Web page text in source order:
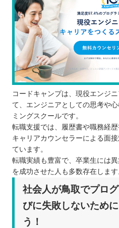
コードキャンプは、現役エンジ
て、エンジニアとしての思考や
ミングスクールです。
転職支援では、履歴書や職務経
キャリアカウンセラーによる面
ています。
転職実績も豊富で、卒業生には
を成功させた人も多数存在します
社会人が鳥取でプロ
びに失敗しないため
う！